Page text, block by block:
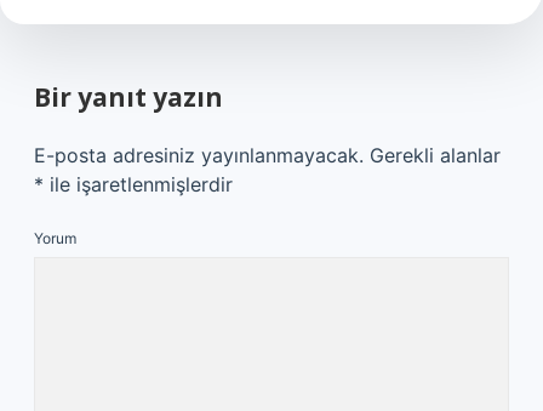
Bir yanıt yazın
E-posta adresiniz yayınlanmayacak. Gerekli alanlar
* ile işaretlenmişlerdir
Yorum